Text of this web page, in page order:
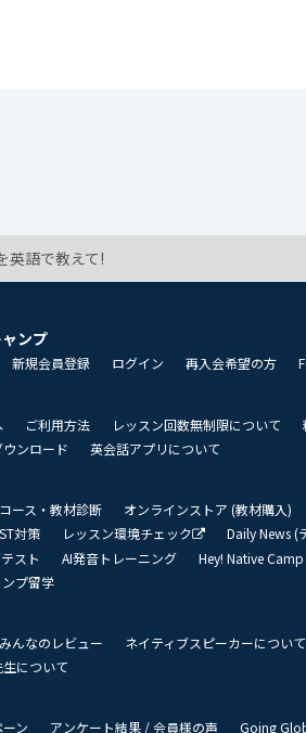
英語で教えて!
ンプ
新規会員登録 ログイン 再入会希望の方
ご利用方法 レッスン回数無制限について
ンロード
英会話アプリについて
コース・教材診断 オンラインストア (教材購入)
対策
レッスン環境チェック Daily News (
スト
AI発音トレーニング Hey! Native Camp
プ留学
みんなのレビュー ネイティブスピーカーについて
について
ン アンケート結果 / 会員様の声 Going